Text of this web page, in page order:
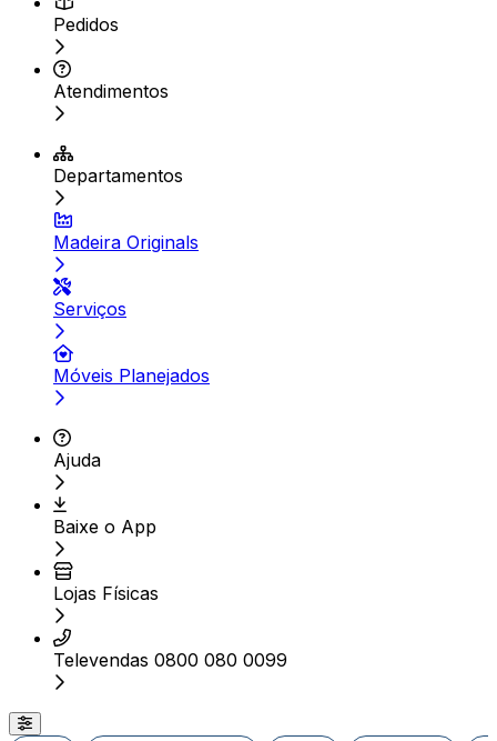
Pedidos
Atendimentos
Departamentos
Madeira Originals
Serviços
Móveis Planejados
Ajuda
Baixe o App
Lojas Físicas
Televendas 0800 080 0099